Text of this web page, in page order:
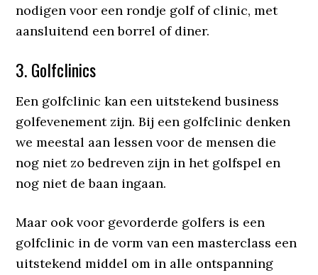
nodigen voor een rondje golf of clinic, met
aansluitend een borrel of diner.
3. Golfclinics
Een golfclinic kan een uitstekend business
golfevenement zijn. Bij een golfclinic denken
we meestal aan lessen voor de mensen die
nog niet zo bedreven zijn in het golfspel en
nog niet de baan ingaan.
Maar ook voor gevorderde golfers is een
golfclinic in de vorm van een masterclass een
uitstekend middel om in alle ontspanning